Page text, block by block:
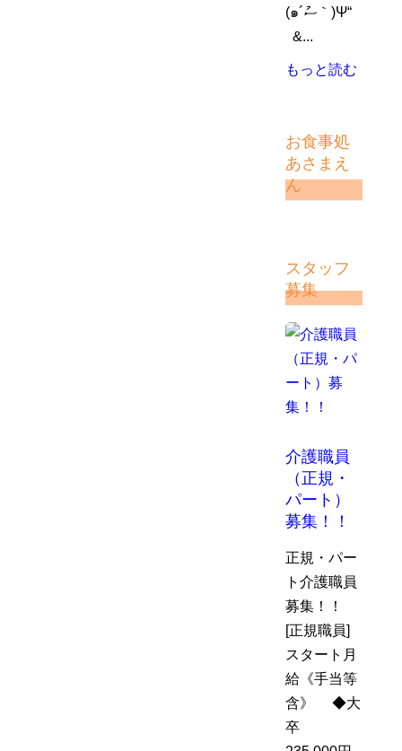
(๑´ސު｀)Ψ“
&...
もっと読む
お食事処
あさまえ
ん
スタッフ
募集
介護職員
（正規・
パート）
募集！！
正規・パー
ト介護職員
募集！！
[正規職員]
スタート月
給《手当等
含》 ◆大
卒